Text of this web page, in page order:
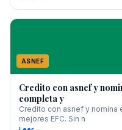
ASNEF
Credito con asnef y
completa y
Credito con asnef y nomina
mejores EFC. Sin n